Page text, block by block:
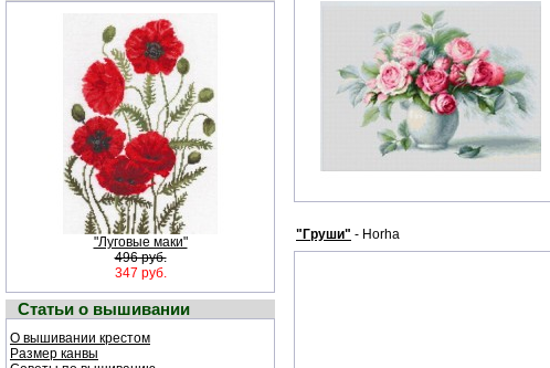
"Луговые маки"
496 руб.
347 руб.
Статьи о вышивании
О вышивании крестом
Размер канвы
"Груши" - Horha